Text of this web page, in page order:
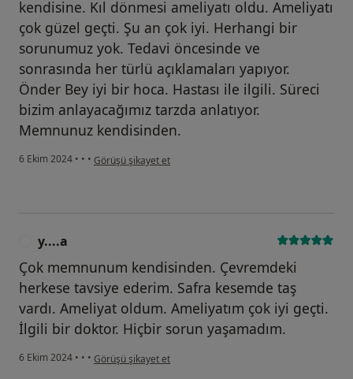
kendisine. Kıl dönmesi ameliyatı oldu. Ameliyatı
çok güzel geçti. Şu an çok iyi. Herhangi bir
sorunumuz yok. Tedavi öncesinde ve
sonrasında her türlü açıklamaları yapıyor.
Önder Bey iyi bir hoca. Hastası ile ilgili. Süreci
bizim anlayacağımız tarzda anlatıyor.
Memnunuz kendisinden.
6 Ekim 2024 • • • kullanıcının görüşüne göre a....)
Görüşü şikayet et
y....a
Çok memnunum kendisinden. Çevremdeki
herkese tavsiye ederim. Safra kesemde taş
vardı. Ameliyat oldum. Ameliyatım çok iyi geçti.
İlgili bir doktor. Hiçbir sorun yaşamadım.
6 Ekim 2024 • • • kullanıcının görüşüne göre y....a
Görüşü şikayet et